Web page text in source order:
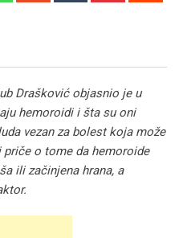
Drašković objasnio je u
hemoroidi i šta su oni
vezan za bolest koja može
o tome da hemoroide
ili začinjena hrana, a